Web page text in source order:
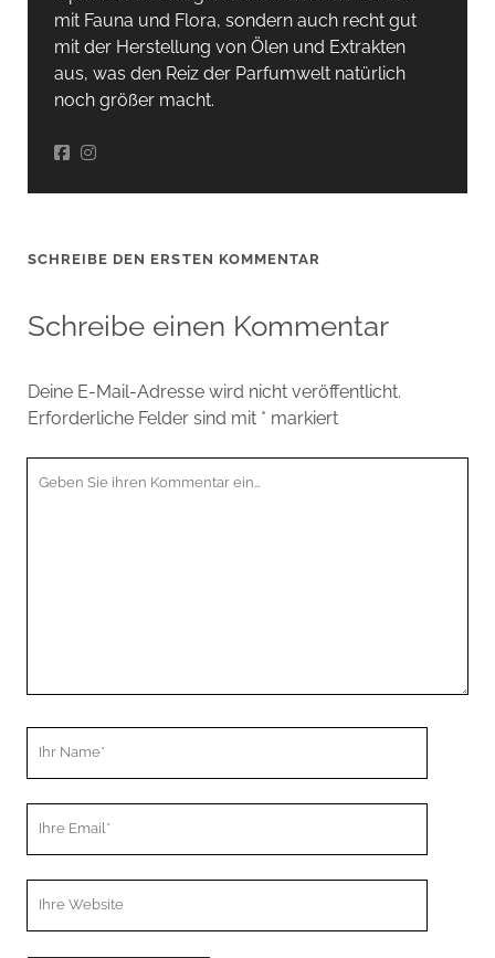
mit Fauna und Flora, sondern auch recht gut
mit der Herstellung von Ölen und Extrakten
aus, was den Reiz der Parfumwelt natürlich
noch größer macht.
SCHREIBE DEN ERSTEN KOMMENTAR
Schreibe einen Kommentar
Deine E-Mail-Adresse wird nicht veröffentlicht.
Erforderliche Felder sind mit * markiert